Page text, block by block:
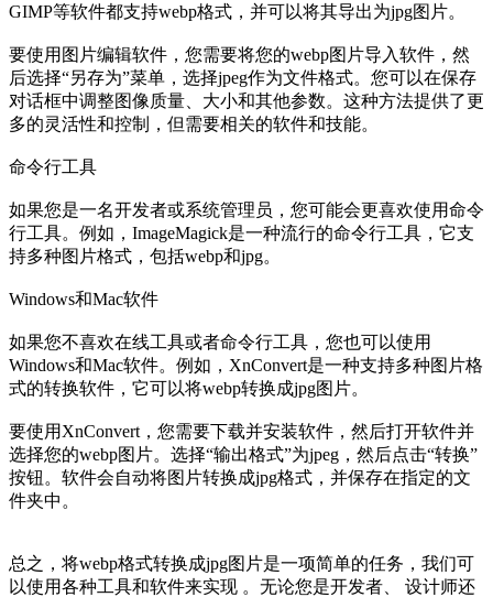
GIMP等软件都支持webp格式，并可以将其导出为jpg图片。
要使用图片编辑软件，您需要将您的webp图片导入软件，然
后选择“另存为”菜单，选择jpeg作为文件格式。您可以在保存
对话框中调整图像质量、大小和其他参数。这种方法提供了更
多的灵活性和控制，但需要相关的软件和技能。
命令行工具
如果您是一名开发者或系统管理员，您可能会更喜欢使用命令
行工具。例如，ImageMagick是一种流行的命令行工具，它支
持多种图片格式，包括webp和jpg。
Windows和Mac软件
如果您不喜欢在线工具或者命令行工具，您也可以使用
Windows和Mac软件。例如，XnConvert是一种支持多种图片格
式的转换软件，它可以将webp转换成jpg图片。
要使用XnConvert，您需要下载并安装软件，然后打开软件并
选择您的webp图片。选择“输出格式”为jpeg，然后点击“转换”
按钮。软件会自动将图片转换成jpg格式，并保存在指定的文
件夹中。
总之，将webp格式转换成jpg图片是一项简单的任务，我们可
以使用各种工具和软件来实现 。无论您是开发者、 设计师还